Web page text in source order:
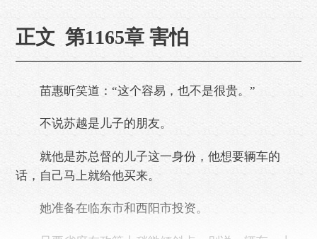
正文 第1165章 害怕
苗惠昕笑道：“这个容易，也不是很贵。”
不说苏越是儿子的朋友。
就他是苏总督的儿子这一身份，他想要辆车的
话，自己马上就给他买来。
她准备在临东市和西阳市投资。